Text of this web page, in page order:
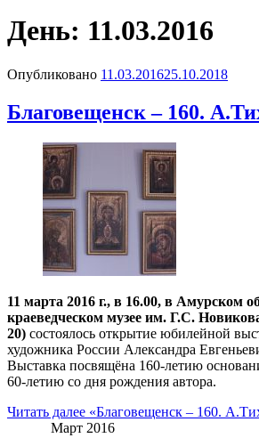
День: 11.03.2016
Опубликовано 11.03.201625.10.2018
Благовещенск – 160.
11 марта 2016 г., в 16.00, в Амурском
краеведческом музее им. Г.С.
20) состоялось открытие юбилейной
художника России Александра
Выставка посвящёна 160-летию
60-летию со дня рождения автора.
Читать далее «Благовещенск – 160.
Март 2016